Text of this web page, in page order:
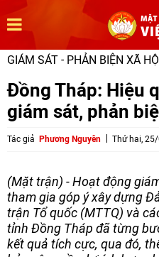
GIÁM SÁT - PHẢN BIỆN XÃ
Đồng Tháp: Hiệu
giám sát, phản
Tác giả Phương Nguyên Thứ hai,
(Mặt trận) - Hoạt động
tham gia góp ý xây dựng
trận Tổ quốc (MTTQ) và
tỉnh Đồng Tháp đã từng
kết quả tích cực, qua đó,